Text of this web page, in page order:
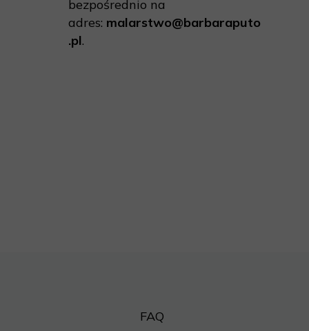
bezpośrednio na
adres: malarstwo@barbaraputo
.pl.
FAQ